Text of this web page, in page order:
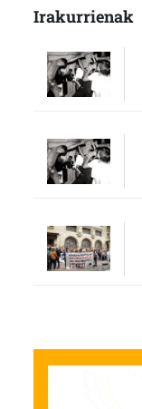
Irakurrienak